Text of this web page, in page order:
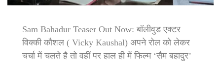
Sam Bahadur Teaser Out Now: बॉलीवुड एक्टर
विक्की कौशल ( Vicky Kaushal) अपने रोल को लेकर
चर्चा में चलते है तो वहीं पर हाल ही में फिल्म ‘सैम बहादुर’